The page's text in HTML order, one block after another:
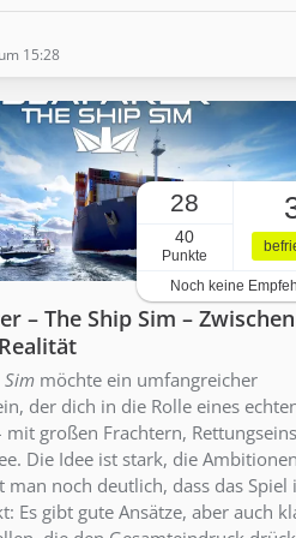
15:28
28
40
Punkte
Noch keine
– The Ship Sim –
Sim möchte ein umfangreicher
der dich in die Rolle eines
mit großen Frachtern,
Die Idee ist stark, die
man noch deutlich, dass das Spiel
Es gibt gute Ansätze, aber auch